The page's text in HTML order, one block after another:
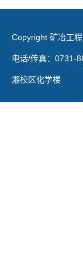
Copyright 矿冶工
电话/传真：
湘校区化学楼